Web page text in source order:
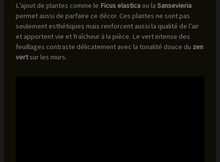
L’ajout de plantes comme le Ficus elasticaou la Sansevieria
permet aussi de parfaire ce décor. Ces plantes ne sont pas
seulement esthétiques mais renforcent aussi la qualité de l’air
et apportent vie et fraîcheur à la pièce. Le vert intense des
feuillages contraste délicatement avec la tonalité douce du zen
vertsur les murs.